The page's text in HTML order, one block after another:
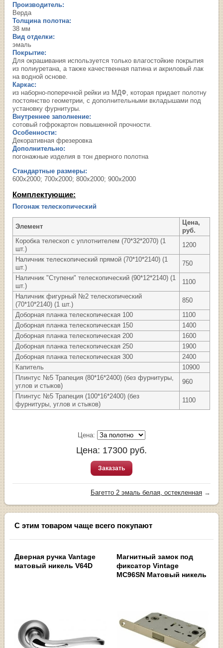
Производитель:
Верда
Толщина полотна:
38 мм
Вид отделки:
эмаль
Покрытие:
Для окрашивания используется только влагостойкие покрытия
из полиуретана, а также качественная патина и акриловый лак
на водной основе.
Каркас:
из наборно-поперечной рейки из МДФ, которая придает полотну
постоянство геометрии, с дополнительными вкладышами под
установку фурнитуры.
Внутреннее заполнение:
сотовый гофрокартон повышенной прочности.
Особенности:
Декоративная фрезеровка
Дополнительно:
погонажные изделия в тон дверного полотна
Стандартные размеры:
600х2000; 700х2000; 800х2000; 900х2000
Комплектующие:
Погонаж телескопический
Элемент
Цена,
руб.
Коробка телескоп с уплотнителем (70*32*2070) (1
шт.)
1200
Наличник телескопический прямой (70*10*2140) (1
шт.)
750
Наличник "Ступени" телескопический (90*12*2140) (1
шт.)
1100
Наличник фигурный №2 телескопический
(70*10*2140) (1 шт.)
850
Доборная планка телескопическая 100
1100
Доборная планка телескопическая 150
1400
Доборная планка телескопическая 200
1600
Доборная планка телескопическая 250
1900
Доборная планка телескопическая 300
2400
Капитель
10900
Плинтус №5 Трапеция (80*16*2400) (без фурнитуры,
углов и стыков)
960
Плинтус №5 Трапеция (100*16*2400) (без
фурнитуры, углов и стыков)
1100
Цена:
Цена: 17300 руб.
Заказать
Багетто 2 эмаль белая, остекленная→
С этим товаром чаще всего покупают
Дверная ручка Vantage
матовый никель V64D
Магнитный замок под
фиксатор Vintage
MC96SN Матовый никель